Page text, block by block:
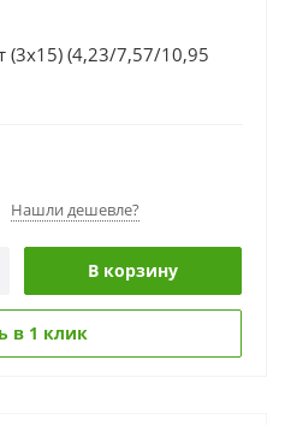
(3х15) (4,23/7,57/10,95
Нашли дешевле?
В корзину
в 1 клик